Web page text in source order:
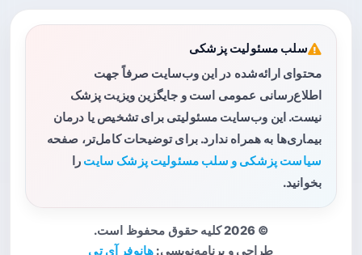
سلب مسئولیت پزشکی
محتوای ارائه‌شده در این وب‌سایت صرفاً جهت
اطلاع‌رسانی عمومی است و جایگزین ویزیت پزشک
نیست. این وب‌سایت مسئولیتی برای تشخیص یا درمان
بیماری‌ها به همراه ندارد. برای توضیحات کامل‌تر، صفحه
سیاست پزشکی و سلب مسئولیت پزشک سایت را
بخوانید.
© 2026 کلیه حقوق محفوظ است.
طراحی و برنامه‌نویسی: هانوفر آی تی